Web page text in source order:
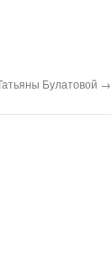
Булатовой →